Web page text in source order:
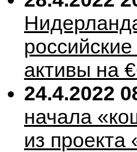
активы на
24.4.2022
начала
из